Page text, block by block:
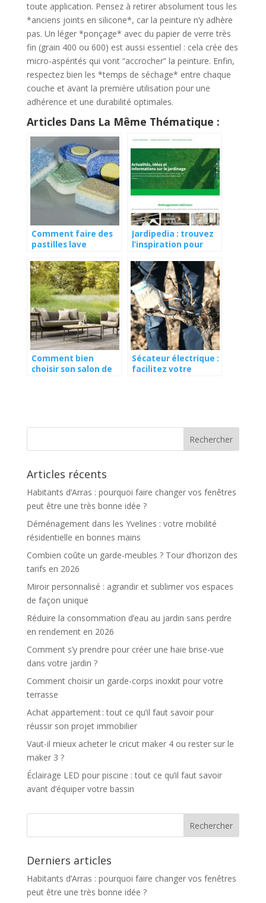
toute application. Pensez à retirer absolument tous les
*anciens joints en silicone*, car la peinture n’y adhère
pas. Un léger *ponçage* avec du papier de verre très
fin (grain 400 ou 600) est aussi essentiel : cela crée des
micro-aspérités qui vont “accrocher” la peinture. Enfin,
respectez bien les *temps de séchage* entre chaque
couche et avant la première utilisation pour une
adhérence et une durabilité optimales.
Articles Dans La Même Thématique :
Comment faire des
pastilles lave
Jardipedia : trouvez
l’inspiration pour
Comment bien
choisir son salon de
Sécateur électrique :
facilitez votre
Articles récents
Habitants d’Arras : pourquoi faire changer vos fenêtres
peut être une très bonne idée ?
Déménagement dans les Yvelines : votre mobilité
résidentielle en bonnes mains
Combien coûte un garde-meubles ? Tour d’horizon des
tarifs en 2026
Miroir personnalisé : agrandir et sublimer vos espaces
de façon unique
Réduire la consommation d’eau au jardin sans perdre
en rendement en 2026
Comment s’y prendre pour créer une haie brise-vue
dans votre jardin ?
Comment choisir un garde-corps inoxkit pour votre
terrasse
Achat appartement : tout ce qu’il faut savoir pour
réussir son projet immobilier
Vaut-il mieux acheter le cricut maker 4 ou rester sur le
maker 3 ?
Éclairage LED pour piscine : tout ce qu’il faut savoir
avant d’équiper votre bassin
Derniers articles
Habitants d’Arras : pourquoi faire changer vos fenêtres
peut être une très bonne idée ?